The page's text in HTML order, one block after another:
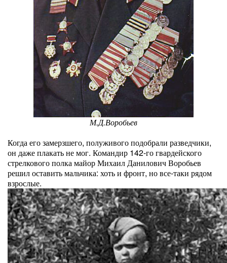
М.Д.Воробьев
Когда его замерзшего, полуживого подобрали разведчики,
он даже плакать не мог. Командир 142-го гвардейского
стрелкового полка майор Михаил Данилович Воробьев
решил оставить мальчика: хоть и фронт, но все-таки рядом
взрослые.